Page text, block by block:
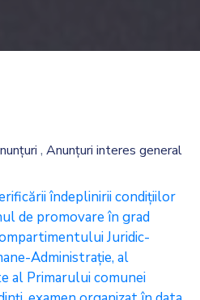
, Anunțuri interes general
îndeplinirii condițiilor
de promovare în grad
Juridic-
Administrație, al
al Primarului comunei